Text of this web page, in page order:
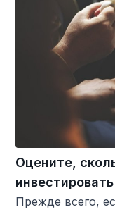
Оцените,
инвестировать
Прежде всего,